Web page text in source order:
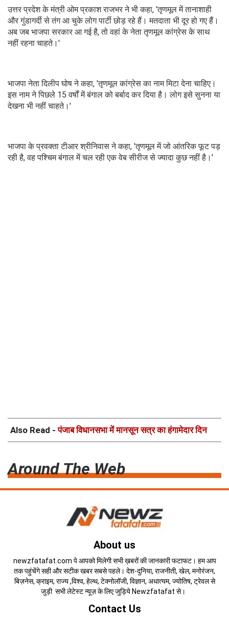
उत्तर प्रदेश के मंत्री ओम प्रकाश राजभर ने भी कहा, 'तृणमूल में तानाशाही
और गुंडागर्दी से तंग आ चुके लोग पार्टी छोड़ रहे हैं। मतदाता भी दूर हो गए हैं।
अब जब भाजपा सरकार आ गई है, तो वहां के नेता तृणमूल कांग्रेस के साथ
नहीं रहना चाहते।'
भाजपा नेता दिलीप घोष ने कहा, 'तृणमूल कांग्रेस का नाम मिटा देना चाहिए।
इस नाम ने पिछले 15 वर्षों में बंगाल को बर्बाद कर दिया है। लोग इसे सुनना या
देखना भी नहीं चाहते।'
भाजपा के प्रवक्ता टीआर श्रीनिवास ने कहा, 'तृणमूल में जो आंतरिक फूट पड़
रही है, वह पश्चिम बंगाल में चल रही एक वेब सीरीज से ज्यादा कुछ नहीं है।'
Also Read -पंजाब विधानसभा में मानसून सत्र का हंगामेदार दिन
Around The Web
About us
newzfatafat.com पे आपको मिलेगी सभी ख़बरों की जानकारी फटाफट। हम आप
तक पहुंचेंगे सही और सटीक खबर सबसे पहले। देश-दुनिया, राजनीती, खेल, मनोरंजन,
बिज़नेस, क्राइम, राज्य ,विश्व, हेल्थ, टेक्नोलॉजी, विज्ञान, अधात्यम, ज्योतिष, ट्रेवल से
जुड़ी सभी लेटेस्ट न्यूज़ के लिए जुड़िये Newzfatafat से।
Contact Us